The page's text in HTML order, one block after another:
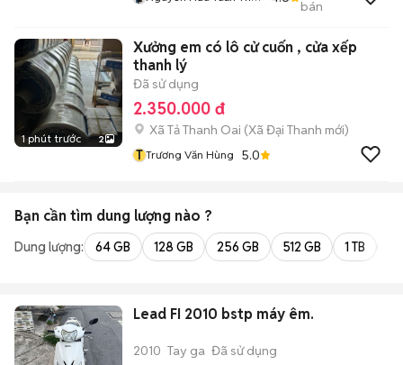
bán
1 phút trước 2
Xưởng em có lô cử cuốn , cửa xếp
thanh lý
Đã sử dụng
2.350.000 đ
Xã Tả Thanh Oai (Xã Đại Thanh mới)
T Trương Văn Hùng 5.0
Bạn cần tìm dung lượng nào ?
Dung lượng: 64 GB 128 GB 256 GB 512 GB 1 TB
Lead FI 2010 bstp máy êm.
2010 Tay ga Đã sử dụng